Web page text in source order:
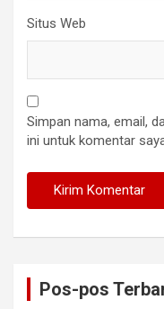
Situs Web
Simpan nama, email,
ini untuk komentar
Pos-pos